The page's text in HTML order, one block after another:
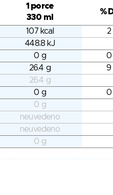
1 porce
330 ml
%
107 kcal
2
448.8 kJ
0 g
0
26.4 g
9
26.4 g
0 g
0
0 g
neuvedeno
neuvedeno
0 g